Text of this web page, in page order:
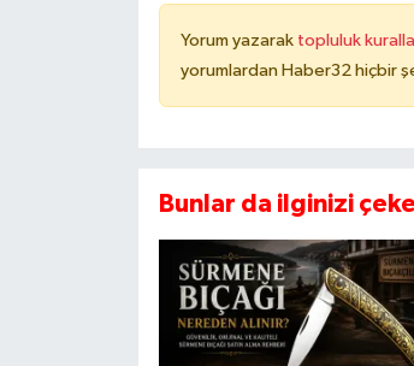
Yorum yazarak topluluk
yorumlardan Haber32 hiçbir
Bunlar da ilginizi